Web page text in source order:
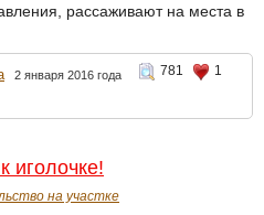
рассаживают на места в
2 января 2016 года 781
1
иголочке!
на участке